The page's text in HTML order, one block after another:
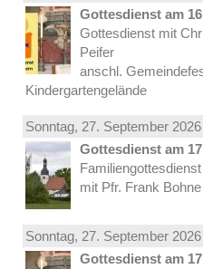
Gottesdienst am
Gottesdienst mit
Peifer
anschl.
Kindergartengelände
Sonntag, 27. September
Gottesdienst am
mit Pfr. Frank
Sonntag, 27. September
Gottesdienst am